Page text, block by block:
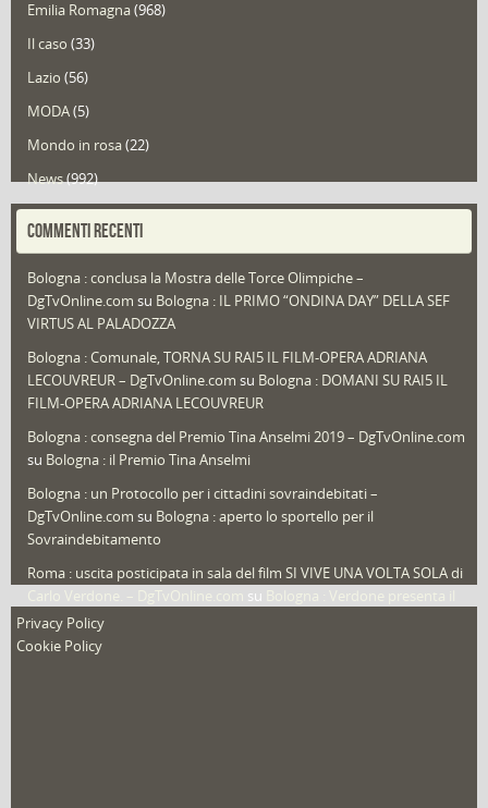
Emilia Romagna(968)
Il caso (33)
Lazio (56)
MODA(5)
Mondo in rosa(22)
News(992)
Portfolio(1)
Redazioni(1.049)
Speciali (22)
Sport
That's Bologna Magazine(25)
Video (archivio) (262)
COMMENTI RECENTI
Bologna : conclusa la Mostra delle Torce Olimpiche –
DgTvOnline.com su Bologna : IL PRIMO “ONDINA DAY” DELLA SEF
VIRTUS AL PALADOZZA
Bologna : Comunale, TORNA SU RAI5 IL FILM-OPERA ADRIANA
LECOUVREUR – DgTvOnline.com su Bologna : DOMANI SU RAI5 IL
FILM-OPERA ADRIANA LECOUVREUR
Bologna : consegna del Premio Tina Anselmi 2019 – DgTvOnline.com
su Bologna : il Premio Tina Anselmi
Bologna : un Protocollo per i cittadini sovraindebitati –
DgTvOnline.com su Bologna : aperto lo sportello per il
Sovraindebitamento
Roma : uscita posticipata in sala del film SI VIVE UNA VOLTA SOLA di
su
nuovo film
Privacy Policy
Cookie Policy